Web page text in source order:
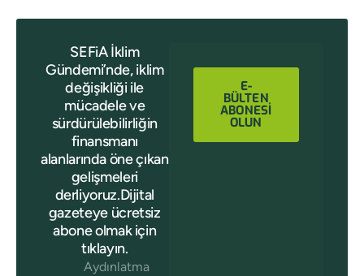
SEFiA İklim
Gündemi’nde, iklim
değişikliği ile
mücadele ve
sürdürülebilirliğin
finansmanı
alanlarında öne çıkan
gelişmeleri
derliyoruz.Dijital
gazeteye ücretsiz
abone olmak için
tıklayın.
Aydınlatma
E-
BÜLTEN
ABONESİ
OLUN